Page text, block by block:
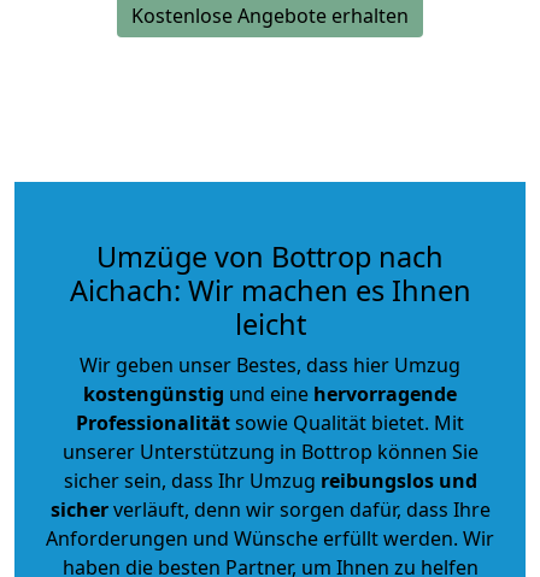
Kostenlose Angebote erhalten
Umzüge von Bottrop nach
Aichach: Wir machen es Ihnen
leicht
Wir geben unser Bestes, dass hier Umzug
kostengünstig und eine hervorragende
Professionalitätsowie Qualität bietet. Mit
unserer Unterstützung in Bottrop können Sie
sicher sein, dass Ihr Umzug reibungslos und
sicherverläuft, denn wir sorgen dafür, dass Ihre
Anforderungen und Wünsche erfüllt werden. Wir
haben die besten Partner, um Ihnen zu helfen